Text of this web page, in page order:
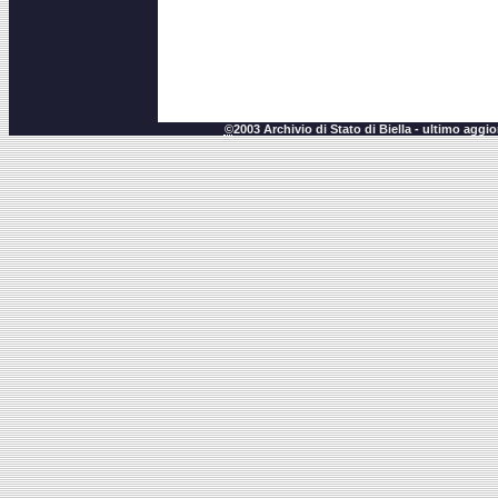
©2003 Archivio di Stato di Biella - ultimo